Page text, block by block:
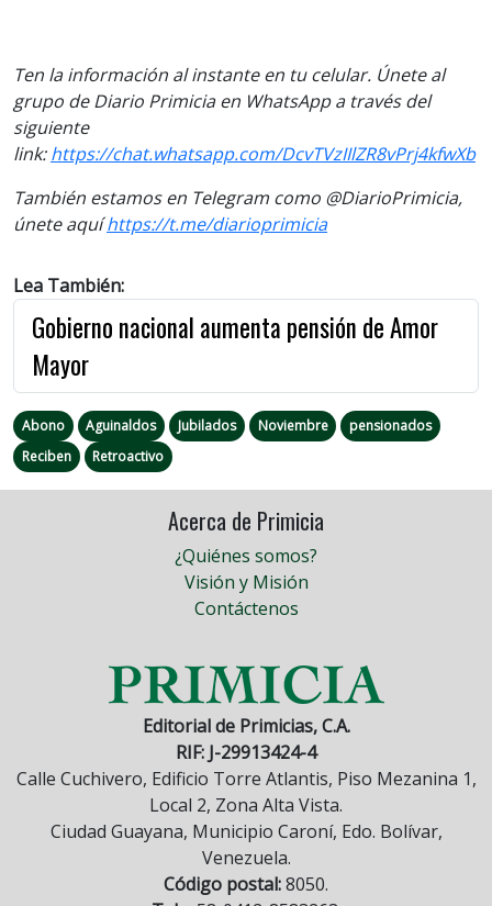
Ten la información al instante en tu celular. Únete al
grupo de Diario Primicia en WhatsApp a través del
siguiente
link: https://chat.whatsapp.com/DcvTVzIIlZR8vPrj4kfwXb
También estamos en Telegram como @DiarioPrimicia,
únete aquíhttps://t.me/diarioprimicia
Lea También:
Gobierno nacional aumenta pensión de Amor
Mayor
Abono Aguinaldos Jubilados Noviembre
pensionados
Reciben
Retroactivo
Acerca de Primicia
¿Quiénes somos?
Visión y Misión
Contáctenos
Editorial de Primicias, C.A.
RIF: J-29913424-4
Calle Cuchivero, Edificio Torre Atlantis, Piso Mezanina 1,
Local 2, Zona Alta Vista.
Ciudad Guayana, Municipio Caroní, Edo. Bolívar,
Venezuela.
Código postal:8050.